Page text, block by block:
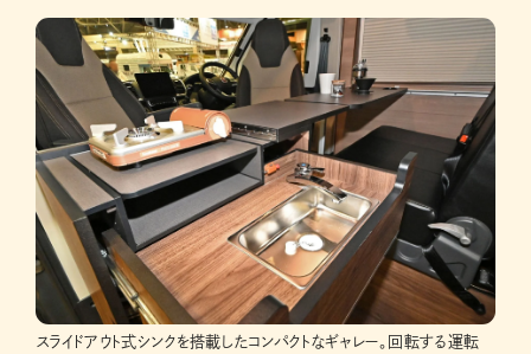
スライドアウト式シンクを搭載したコンパクトなギャレー。回転する運転